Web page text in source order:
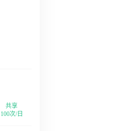
共享
100次/日